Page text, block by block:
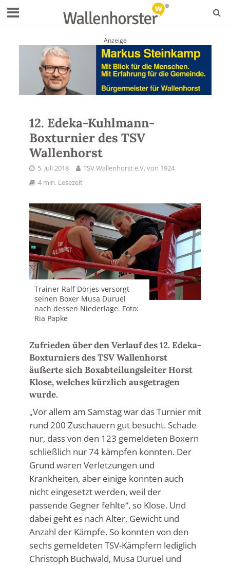
Anzeige
12. Edeka-Kuhlmann-
Boxturnier des TSV
Wallenhorst
5. Juli 2018
TSV Wallenhorst e.V. von 1924
4 min. Lesezeit
Trainer Ralf Dörjes versorgt
seinen Boxer Musa Duruel
nach dessen Niederlage. Foto:
Ria Papke
Zufrieden über den Verlauf des 12. Edeka-
Boxturniers des TSV Wallenhorst
äußerte sich Boxabteilungsleiter Horst
Klose, welches kürzlich ausgetragen
wurde.
„Vor allem am Samstag war das Turnier mit
rund 200 Zuschauern gut besucht. Schade
nur, dass von den 123 gemeldeten Boxern
schließlich nur 74 kämpfen konnten. Der
Grund waren Verletzungen und
Krankheiten, aber einige konnten auch
nicht eingesetzt werden, weil der
passende Gegner fehlte“, so Klose. Und
dabei geht es nach Alter, Gewicht und
Anzahl der Kämpfe. So konnten von den
sechs gemeldeten TSV-Kämpfern lediglich
Christoph Buchwald, Musa Duruel und